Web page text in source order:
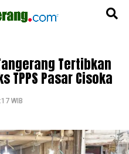
Tertibkan
TPPS Pasar Cisoka
WIB